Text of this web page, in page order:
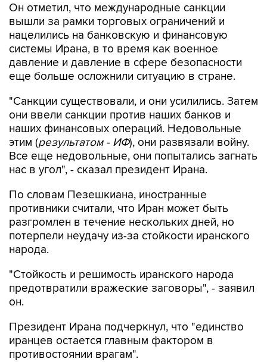
Он отметил, что международные санкции
вышли за рамки торговых ограничений и
нацелились на банковскую и финансовую
системы Ирана, в то время как военное
давление и давление в сфере безопасности
еще больше осложнили ситуацию в стране.
"Санкции существовали, и они усилились. Затем
они ввели санкции против наших банков и
наших финансовых операций. Недовольные
этим (результатом - ИФ), они развязали войну.
Все еще недовольные, они попытались загнать
нас в угол", - сказал президент Ирана.
По словам Пезешкиана, иностранные
противники считали, что Иран может быть
разгромлен в течение нескольких дней, но
потерпели неудачу из-за стойкости иранского
народа.
"Стойкость и решимость иранского народа
предотвратили вражеские заговоры", - заявил
он.
Президент Ирана подчеркнул, что "единство
иранцев остается главным фактором в
противостоянии врагам".